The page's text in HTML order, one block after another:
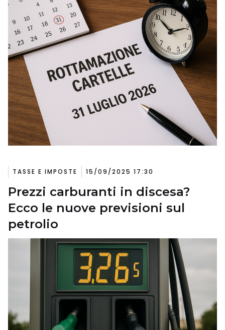
TASSE E IMPOSTE 15/09/2025 17:30
Prezzi carburanti in discesa?
Ecco le nuove previsioni sul
petrolio